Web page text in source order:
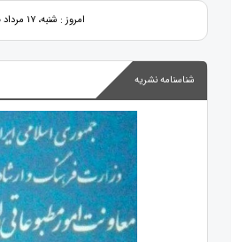
امروز : شنبه، ۱۷ مرداد ۱۴۰۵
شناسنامه نشریه